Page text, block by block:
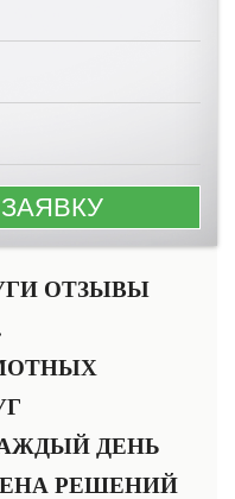
ОТЗЫВЫ
ДЕНЬ
РЕШЕНИЙ